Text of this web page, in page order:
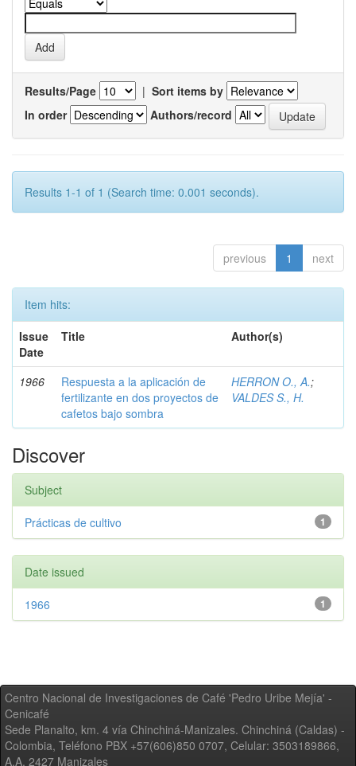
Results/Page | Sort items by
In order
Authors/record
Results 1-1 of 1 (Search time: 0.001 seconds).
previous 1 next
Item hits:
Issue
Date
Title Author(s)
1966
Respuesta a la aplicación de
fertilizante en dos proyectos de
cafetos bajo sombra
HERRON O., A.;
VALDES S., H.
Discover
Subject
1
Prácticas de cultivo
Date issued
1
1966
Centro Nacional de Investigaciones de Café 'Pedro Uribe Mejía' -
Cenicafé
Sede Planalto, km. 4 vía Chinchiná-Manizales. Chinchiná (Caldas) -
Colombia, Teléfono PBX +57(606)850 0707, Celular: 3503189866,
A.A. 2427 Manizales